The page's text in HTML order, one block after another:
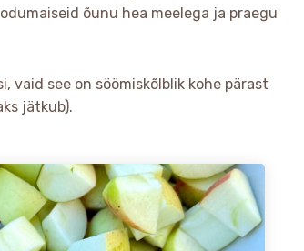
õunu hea meelega ja praegu
vaid see on söömiskõlblik kohe pärast
jätkub).